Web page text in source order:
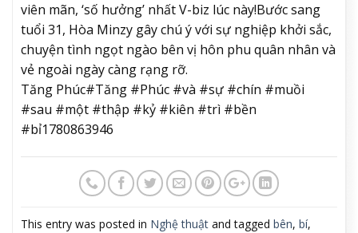
viên mãn, ‘số hưởng’ nhất V-biz lúc này!Bước sang
tuổi 31, Hòa Minzy gây chú ý với sự nghiệp khởi sắc,
chuyện tình ngọt ngào bên vị hôn phu quân nhân và
vẻ ngoài ngày càng rạng rỡ.
Tăng Phúc#Tăng #Phúc #và #sự #chín #muồi
#sau #một #thập #kỷ #kiên #trì #bền
#bỉ1780863946
This entry was posted in Nghệ thuật and tagged bên, bí,